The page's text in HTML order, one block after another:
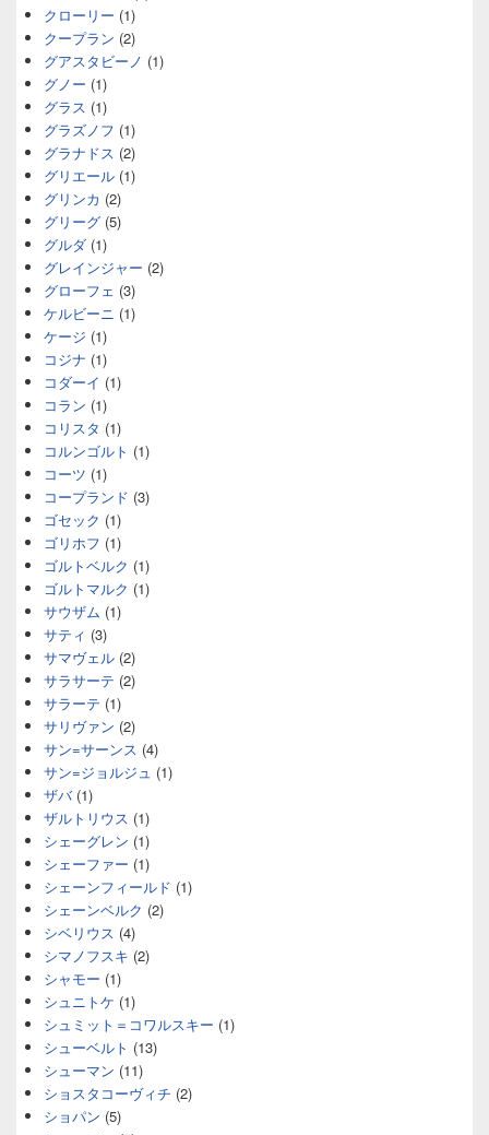
クローリー (1)
クープラン (2)
グアスタビーノ (1)
グノー (1)
グラス (1)
グラズノフ (1)
グラナドス (2)
グリエール (1)
グリンカ (2)
グリーグ (5)
グルダ (1)
グレインジャー (2)
グローフェ (3)
ケルビーニ (1)
ケージ (1)
コジナ (1)
コダーイ (1)
コラン (1)
コリスタ (1)
コルンゴルト (1)
コーツ (1)
コープランド (3)
ゴセック (1)
ゴリホフ (1)
ゴルトベルク (1)
ゴルトマルク (1)
サウザム (1)
サティ (3)
サマヴェル (2)
サラサーテ (2)
サラーテ (1)
サリヴァン (2)
サン=サーンス (4)
サン=ジョルジュ (1)
ザバ(1)
ザルトリウス (1)
シェーグレン (1)
シェーファー (1)
シェーンフィールド (1)
シェーンベルク (2)
シベリウス (4)
シマノフスキ (2)
シャモー (1)
シュニトケ (1)
シュミット＝コワルスキー (1)
シューベルト (13)
シューマン (11)
ショスタコーヴィチ (2)
ショパン (5)